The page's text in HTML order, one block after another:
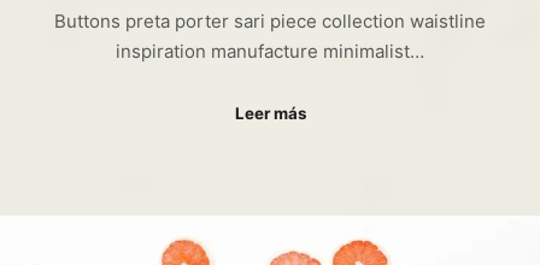
Buttons preta porter sari piece collection waistline
inspiration manufacture minimalist…
Leer más